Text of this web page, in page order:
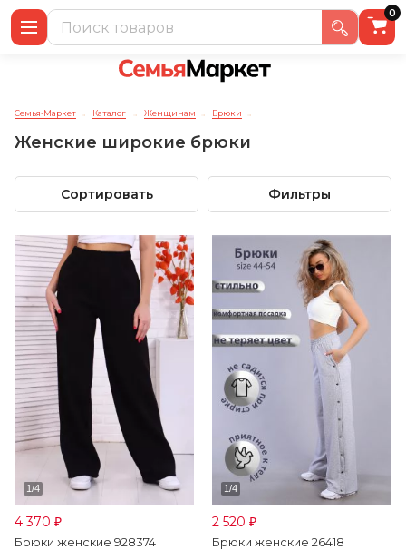
0
Семья-Маркет → Каталог → Женщинам → Брюки →
Женские широкие брюки
Сортировать Фильтры
4 370 ₽
Брюки женские 928374
2 520 ₽
Брюки женские 26418